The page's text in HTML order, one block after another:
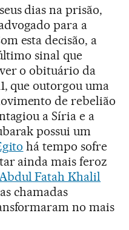
dias na prisão,
para a
esta decisão, a
sinal que
o obituário da
que outorgou uma
de rebelião
a Síria e a
possui um
há tempo sofre
ainda mais feroz
Fatah Khalil
chamadas
no mais